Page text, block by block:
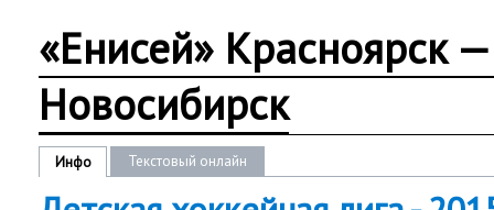
«Енисей» Красноярск
Новосибирск
Инфо Текстовый онлайн